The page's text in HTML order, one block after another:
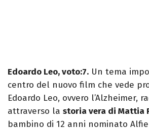
Edoardo Leo, voto:7. Un tema
centro del nuovo film che vede
Edoardo Leo, ovvero l’Alzheimer,
attraverso la storia vera di Mattia
bambino di 12 anni nominato